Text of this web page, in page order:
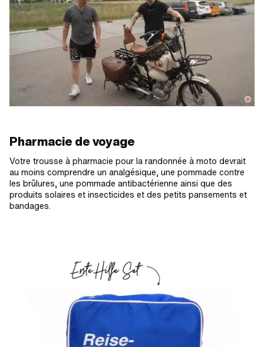
Pharmacie de voyage
Votre trousse à pharmacie pour la randonnée à moto devrait
au moins comprendre un analgésique, une pommade contre
les brûlures, une pommade antibactérienne ainsi que des
produits solaires et insecticides et des petits pansements et
bandages.